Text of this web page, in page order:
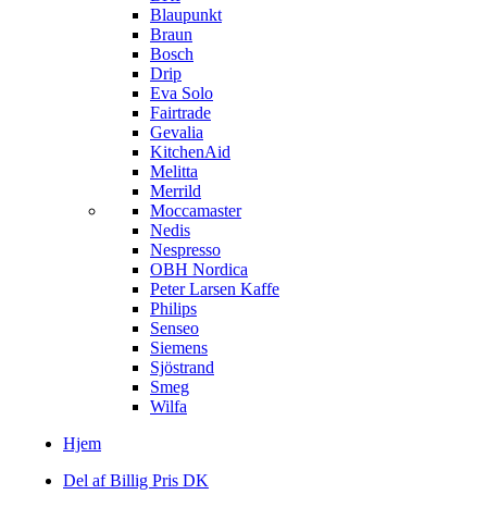
Blaupunkt
Braun
Bosch
Drip
Eva Solo
Fairtrade
Gevalia
KitchenAid
Melitta
Merrild
Moccamaster
Nedis
Nespresso
OBH Nordica
Peter Larsen Kaffe
Philips
Senseo
Siemens
Sjöstrand
Smeg
Wilfa
Hjem
Del af Billig Pris DK